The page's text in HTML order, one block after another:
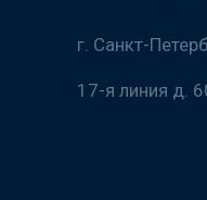
г. Санкт-
17-я линия д.